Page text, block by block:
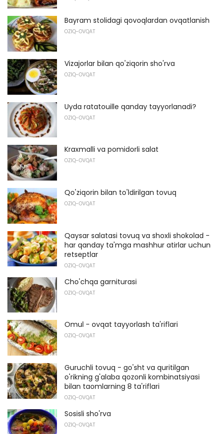
Bayram stolidagi qovoqlardan ovqatlanish
OZIQ-OVQAT
Vizajorlar bilan qo'ziqorin sho'rva
OZIQ-OVQAT
Uyda ratatouille qanday tayyorlanadi?
OZIQ-OVQAT
Kraxmalli va pomidorli salat
OZIQ-OVQAT
Qo'ziqorin bilan to'ldirilgan tovuq
OZIQ-OVQAT
Qaysar salatasi tovuq va shoxli shokolad -
har qanday ta'mga mashhur atirlar uchun
retseptlar
OZIQ-OVQAT
Cho'chqa garniturasi
OZIQ-OVQAT
Omul - ovqat tayyorlash ta'riflari
OZIQ-OVQAT
Guruchli tovuq - go'sht va quritilgan
o'rikning g'alaba qozonli kombinatsiyasi
bilan taomlarning 8 ta'riflari
OZIQ-OVQAT
Sosisli sho'rva
OZIQ-OVQAT